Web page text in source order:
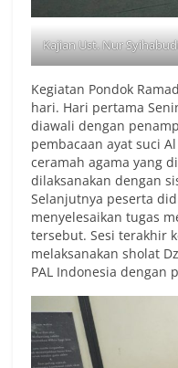
Kajian Ust. Nur
Kegiatan Pondok
hari. Hari pertama
diawali dengan
pembacaan ayat suci
ceramah agama yang
dilaksanakan dengan
Selanjutnya peserta
menyelesaikan tugas
tersebut. Sesi terakhir
melaksanakan sholat
PAL Indonesia dengan